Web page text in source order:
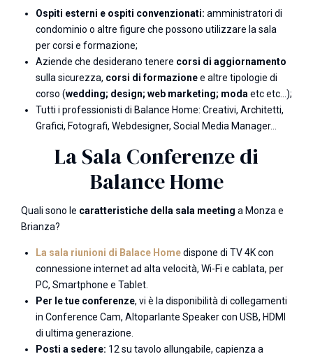
Ospiti esterni e ospiti convenzionati: amministratori di
condominio o altre figure che possono utilizzare la sala
per corsi e formazione;
Aziende che desiderano tenere corsi di aggiornamento
sulla sicurezza, corsi di formazionee altre tipologie di
corso (wedding; design; web marketing; modaetc etc…);
Tutti i professionisti di Balance Home: Creativi, Architetti,
Grafici, Fotografi, Webdesigner, Social Media Manager…
La Sala Conferenze di
Balance Home
Quali sono le caratteristiche della sala meeting a Monza e
Brianza?
La sala riunioni di Balace Homedispone di TV 4K con
connessione internet ad alta velocità, Wi-Fi e cablata, per
PC, Smartphone e Tablet.
Per le tue conferenze, vi è la disponibilità di collegamenti
in Conference Cam, Altoparlante Speaker con USB, HDMI
di ultima generazione.
Posti a sedere: 12 su tavolo allungabile, capienza a